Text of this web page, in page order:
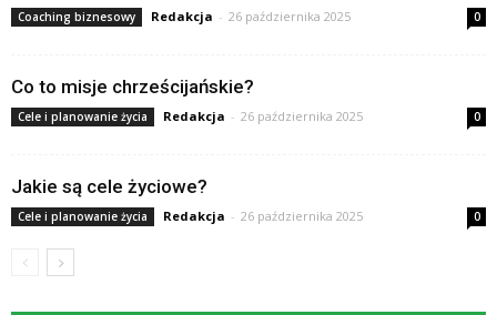
Coaching biznesowy Redakcja - 26 października 2025 0
Co to misje chrześcijańskie?
Cele i planowanie życia Redakcja - 26 października 2025 0
Jakie są cele życiowe?
Cele i planowanie życia Redakcja - 26 października 2025 0